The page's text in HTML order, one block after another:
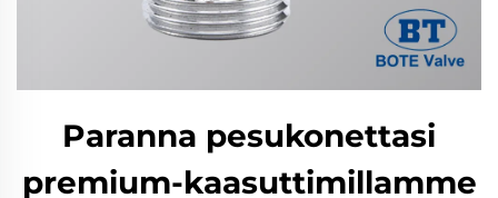
Paranna pesukonettasi
premium-kaasuttimillamme